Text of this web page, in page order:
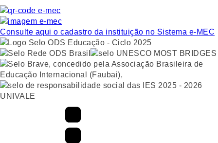
Consulte aqui o cadastro da instituição no Sistema e-MEC
UNIVALE